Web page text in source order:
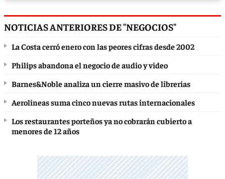
NOTICIAS ANTERIORES DE "NEGOCIOS"
La Costa cerró enero con las peores cifras desde 2002
Philips abandona el negocio de audio y video
Barnes&Noble analiza un cierre masivo de librerías
Aerolíneas suma cinco nuevas rutas internacionales
Los restaurantes porteños ya no cobrarán cubierto a
menores de 12 años